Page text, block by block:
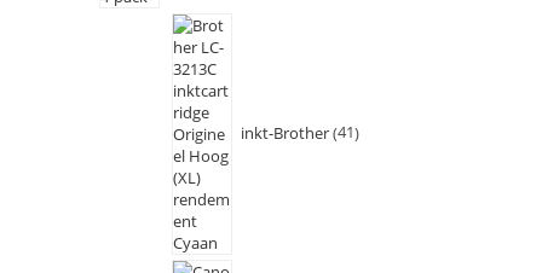
inkt-Brother 41